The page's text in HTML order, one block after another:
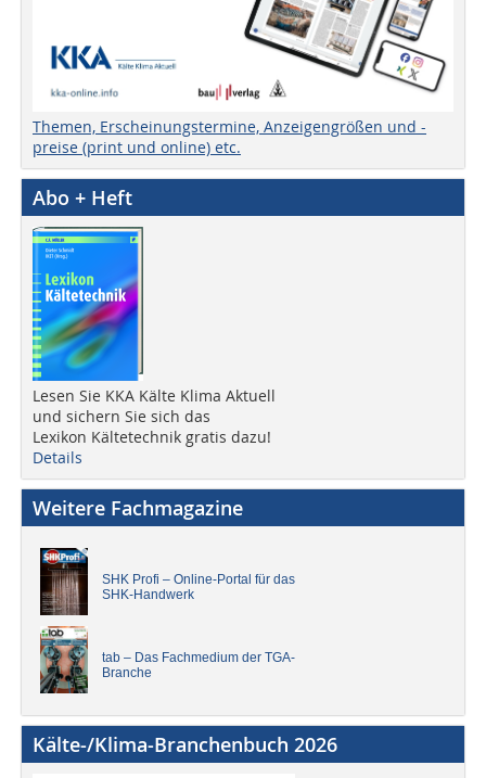
Themen, Erscheinungstermine, Anzeigengrößen und -
preise (print und online) etc.
Abo + Heft
Lesen Sie KKA Kälte Klima Aktuell
und sichern Sie sich das
Lexikon Kältetechnik gratis dazu!
Details
Weitere Fachmagazine
SHK Profi – Online-Portal für das
SHK-Handwerk
tab – Das Fachmedium der TGA-
Branche
Kälte-/Klima-Branchenbuch 2026